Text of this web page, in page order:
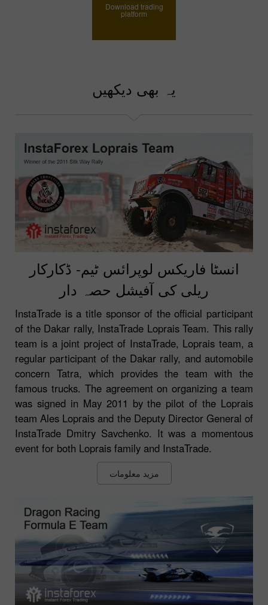
Download trading
platform
یہ بھی دیکھیں
انسٹا فاریکس لوپرائس ٹیم- ڈکارکار
ریلی کی آفیشل حصہ دار
InstaTrade is a title sponsor of the official participant
of the Dakar rally, InstaTrade Loprais Team. This rally
team is a joint project of InstaTrade, Loprais team, a
regular participant of the Dakar rally, and automobile
concern Tatra, which provides the team with the
famous trucks. The agreement on organizing a team
was signed in May 2011 by the pilot of the Loprais
team Ales Loprais and the Deputy Director General of
InstaTrade Dmitry Savchenko. It was a momentous
event for both Loprais family and InstaTrade.
مزید معلومات